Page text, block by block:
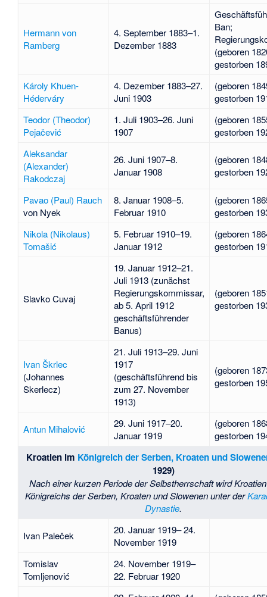
Hermann von
Ramberg
4. September 1883–1.
Dezember 1883
Ban;
(geboren
gestorben
Károly Khuen-
Héderváry
4. Dezember 1883–27.
Juni 1903
(geboren
gestorben
Teodor (Theodor)
Pejačević
1. Juli 1903–26. Juni
1907
(geboren
gestorben
Aleksandar
(Alexander)
Rakodczaj
26. Juni 1907–8.
Januar 1908
(geboren
gestorben
Pavao (Paul) Rauch
von Nyek
8. Januar 1908–5.
Februar 1910
(geboren
gestorben
Nikola (Nikolaus)
Tomašić
5. Februar 1910–19.
Januar 1912
(geboren
gestorben
Slavko Cuvaj
19. Januar 1912–21.
Juli 1913 (zunächst
Regierungskommissar,
ab 5. April 1912
geschäftsführender
Banus)
(geboren
gestorben
Ivan Škrlec
(Johannes
Skerlecz)
21. Juli 1913–29. Juni
1917
(geschäftsführend bis
zum 27. November
1913)
(geboren
gestorben
Antun Mihalović
29. Juni 1917–20.
Januar 1919
(geboren
gestorben
Kroatien im Königreich der Serben, Kroaten und
1929)
Nach einer kurzen Periode der Selbstherrschaft wird
Königreichs der Serben, Kroaten und Slowenen unter der
Dynastie.
Ivan Paleček
20. Januar 1919– 24.
November 1919
Tomislav
Tomljenović
24. November 1919–
22. Februar 1920